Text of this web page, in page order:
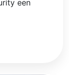
een